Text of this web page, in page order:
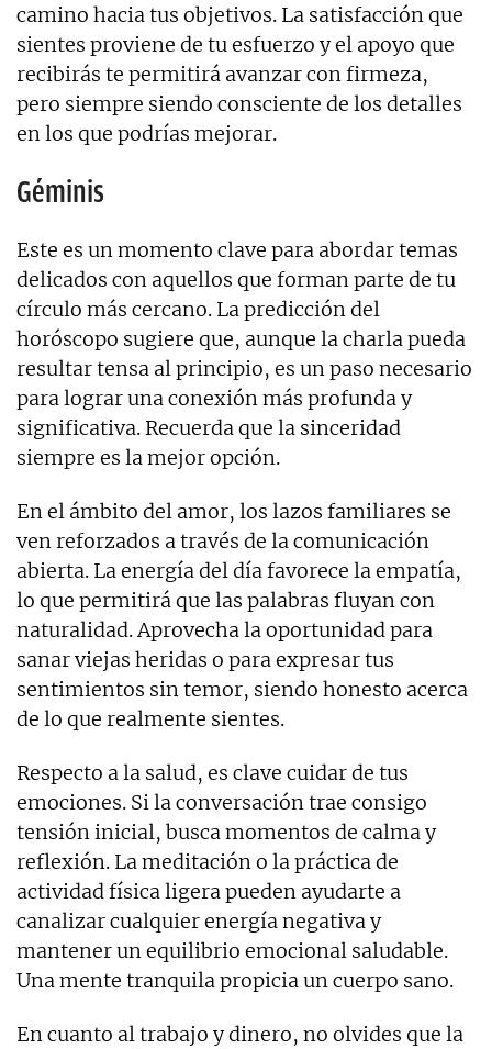
camino hacia tus objetivos. La satisfacción que
sientes proviene de tu esfuerzo y el apoyo que
recibirás te permitirá avanzar con firmeza,
pero siempre siendo consciente de los detalles
en los que podrías mejorar.
Géminis
Este es un momento clave para abordar temas
delicados con aquellos que forman parte de tu
círculo más cercano. La predicción del
horóscopo sugiere que, aunque la charla pueda
resultar tensa al principio, es un paso necesario
para lograr una conexión más profunda y
significativa. Recuerda que la sinceridad
siempre es la mejor opción.
En el ámbito del amor, los lazos familiares se
ven reforzados a través de la comunicación
abierta. La energía del día favorece la empatía,
lo que permitirá que las palabras fluyan con
naturalidad. Aprovecha la oportunidad para
sanar viejas heridas o para expresar tus
sentimientos sin temor, siendo honesto acerca
de lo que realmente sientes.
Respecto a la salud, es clave cuidar de tus
emociones. Si la conversación trae consigo
tensión inicial, busca momentos de calma y
reflexión. La meditación o la práctica de
actividad física ligera pueden ayudarte a
canalizar cualquier energía negativa y
mantener un equilibrio emocional saludable.
Una mente tranquila propicia un cuerpo sano.
En cuanto al trabajo y dinero, no olvides que la